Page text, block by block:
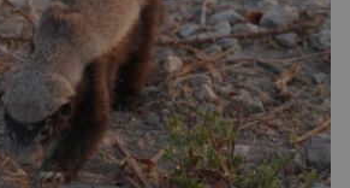
mechanických podnětů
zvuky […]